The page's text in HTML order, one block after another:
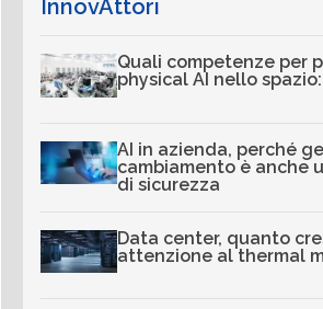
InnovAttori
Quali competenze per
physical AI nello
AI in azienda, perché
cambiamento è anche
di sicurezza
Data center, quanto
attenzione al thermal